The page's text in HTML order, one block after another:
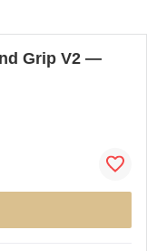
Grip V2 —